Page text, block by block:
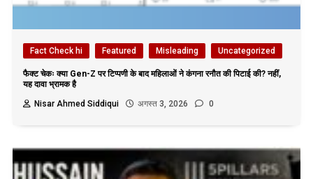
Fact Check hi Featured Misleading Uncategorized
फैक्ट चेकः क्या Gen-Z पर टिप्पणी के बाद महिलाओं ने कंगना रनौत की पिटाई की? नहीं,
यह दावा भ्रामक है
Nisar Ahmed Siddiqui
अगस्त 3, 2026 0